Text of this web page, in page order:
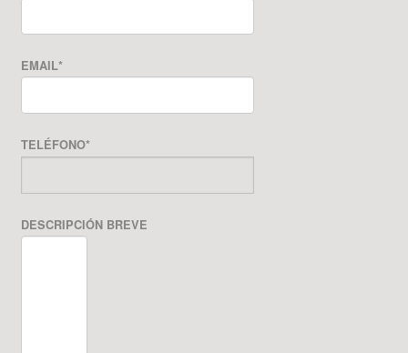
EMAIL*
TELÉFONO*
DESCRIPCIÓN BREVE